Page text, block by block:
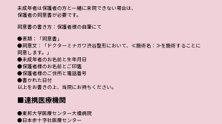
未成年者は保護者の方と一緒に来院できない場合は、
保護者の同意書が必要です。
同意書の書き方：保護者様の自筆にて
●表題：「同意書」
●同意文：「ドクターミナガワ渋谷整形において、≪施術名：≫を施術することに
同意します。」
●未成年者のお名前と生年月日
●保護者様のお名前とご印鑑
●保護者様のご住所と電話番号
●書かれた日付
以上をお書きの上、当院にお持ちください。
■連携医療機関
●東邦大学医療センター大橋病院
●日本赤十字社医療センター